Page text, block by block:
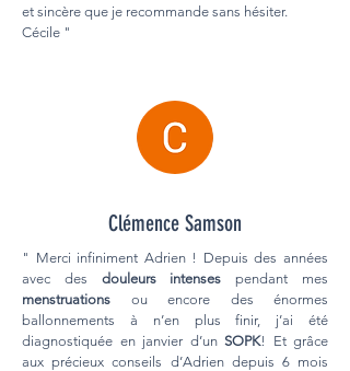
et sincère que je recommande sans hésiter.
Cécile "
Clémence Samson
" Merci infiniment Adrien ! Depuis des années
avec des douleurs intenses pendant mes
menstruations ou encore des énormes
ballonnements à n’en plus finir, j’ai été
diagnostiquée en janvier d’un SOPK! Et grâce
aux précieux conseils d’Adrien depuis 6 mois